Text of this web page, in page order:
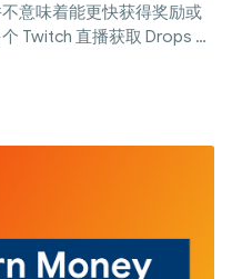
意味着能更快获得奖励或
Twitch 直播获取 Drops 到
，解析 Twitch 如何计算观
以及在管理多个账号或环